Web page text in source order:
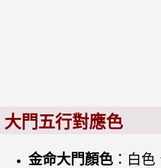
大門五行對應色
金命大門顏色 ：白